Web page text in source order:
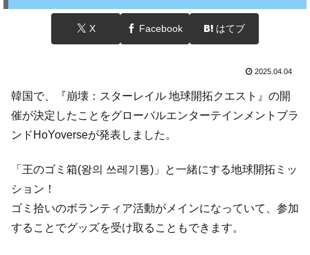
X Facebook はてブ
2025.04.04
韓国で、『崩壊：スターレイル 地球開拓クエスト』の開
催が決定したことをグローバルエンターテインメントブラ
ンドHoYoverseが発表しました。
「王のゴミ箱(왕의 쓰레기통)」と一緒にする地球開拓ミッ
ション！
ゴミ拾いのボランティア活動がメインになっていて、参加
することでグッズを受け取ることもできます。